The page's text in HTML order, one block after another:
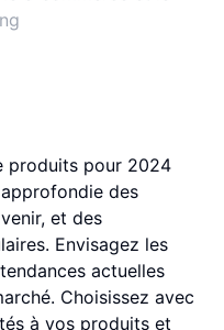
produits pour 2024
des
et des
Envisagez les
actuelles
Choisissez avec
à vos produits et